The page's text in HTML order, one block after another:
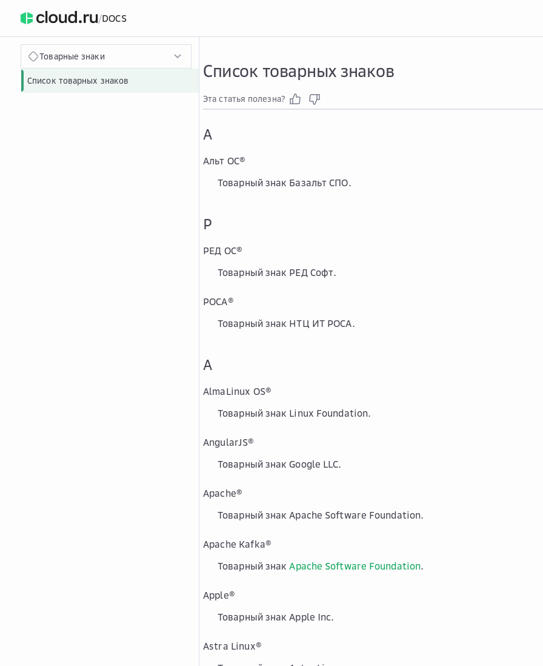
/DOCS
Товарные знаки
Список товарных знаков Список товарных знаков
Эта статья полезна?
А
Альт ОС®
Товарный знак Базальт СПО.
Р
РЕД ОС®
Товарный знак РЕД Софт.
РОСА®
Товарный знак НТЦ ИТ РОСА.
A
AlmaLinux OS®
Товарный знак Linux Foundation.
AngularJS®
Товарный знак Google LLC.
Apache®
Товарный знак Apache Software Foundation.
Apache Kafka®
Товарный знакApache Software Foundation.
Apple®
Товарный знак Apple Inc.
Astra Linux®